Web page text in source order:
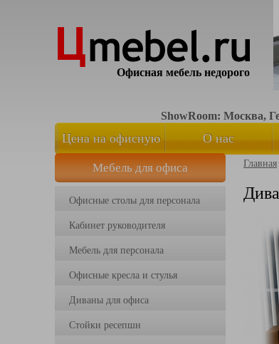
Офисная мебель недорого
ShowRoom: Москва,
Цена на офисную
мебель
О нас
Мебель для офиса
Офисные столы для персонала
Кабинет руководителя
Мебель для персонала
Офисные кресла и стулья
Диваны для офиса
Стойки ресепшн
Главная